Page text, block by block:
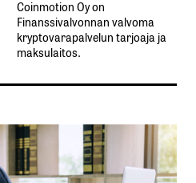
Coinmotion Oy on
Finanssivalvonnan valvoma
kryptovarapalvelun tarjoaja ja
maksulaitos.